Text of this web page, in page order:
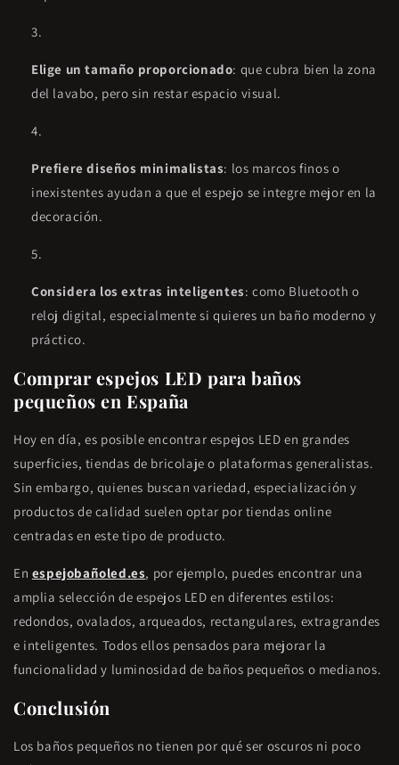
Elige un tamaño proporcionado: que cubra bien la zona
del lavabo, pero sin restar espacio visual.
Prefiere diseños minimalistas: los marcos finos o
inexistentes ayudan a que el espejo se integre mejor en la
decoración.
Considera los extras inteligentes: como Bluetooth o
reloj digital, especialmente si quieres un baño moderno y
práctico.
Comprar espejos LED para baños
pequeños en España
Hoy en día, es posible encontrar espejos LED en grandes
superficies, tiendas de bricolaje o plataformas generalistas.
Sin embargo, quienes buscan variedad, especialización y
productos de calidad suelen optar por tiendas online
centradas en este tipo de producto.
En espejobañoled.es, por ejemplo, puedes encontrar una
amplia selección de espejos LED en diferentes estilos:
redondos, ovalados, arqueados, rectangulares, extragrandes
e inteligentes. Todos ellos pensados para mejorar la
funcionalidad y luminosidad de baños pequeños o medianos.
Conclusión
Los baños pequeños no tienen por qué ser oscuros ni poco